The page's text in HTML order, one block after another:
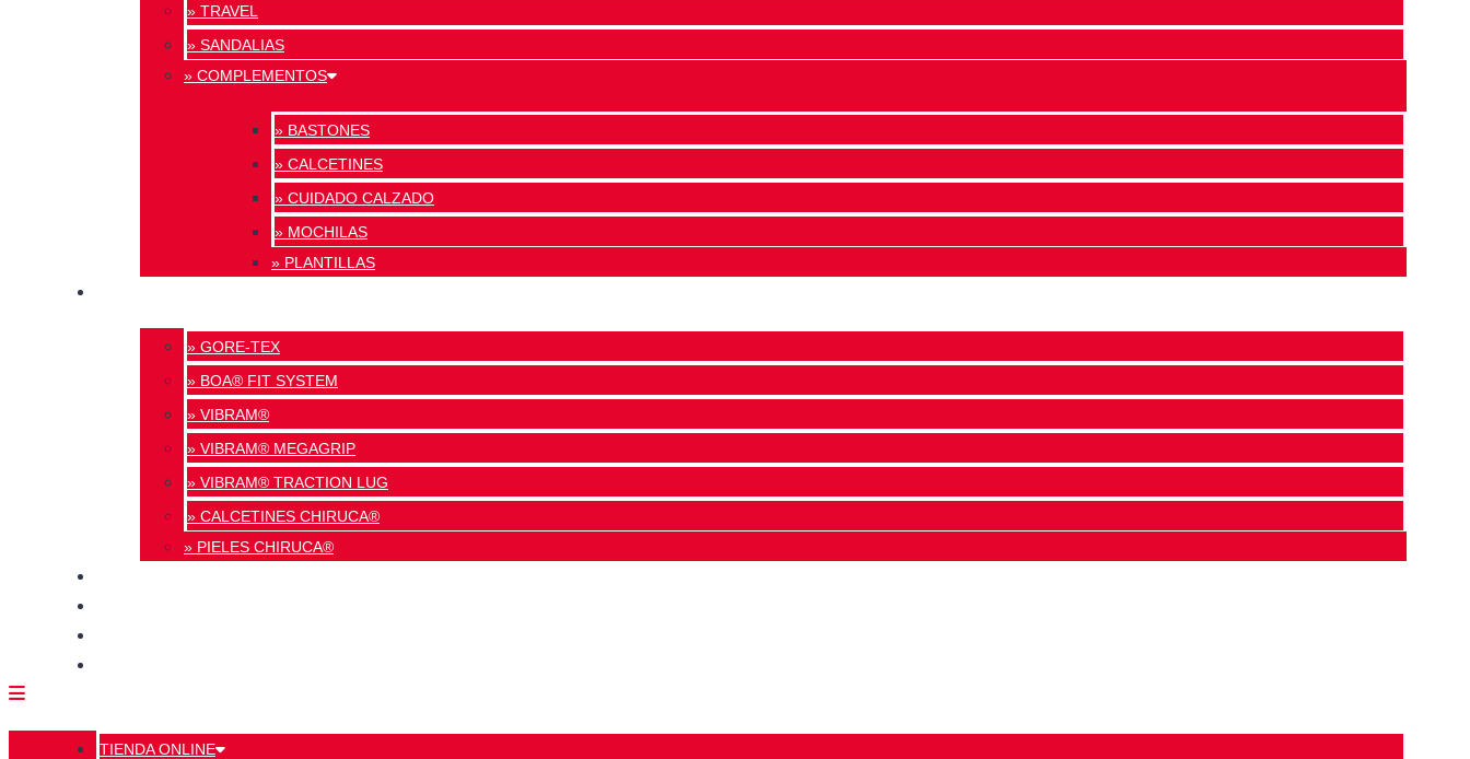
» TRAVEL
» SANDALIAS
» COMPLEMENTOS
» BASTONES
» CALCETINES
» CUIDADO CALZADO
» MOCHILAS
» PLANTILLAS
» GORE-TEX
» BOA® FIT SYSTEM
» VIBRAM®
» VIBRAM® MEGAGRIP
» VIBRAM® TRACTION LUG
» CALCETINES CHIRUCA®
» PIELES CHIRUCA®
TIENDA ONLINE